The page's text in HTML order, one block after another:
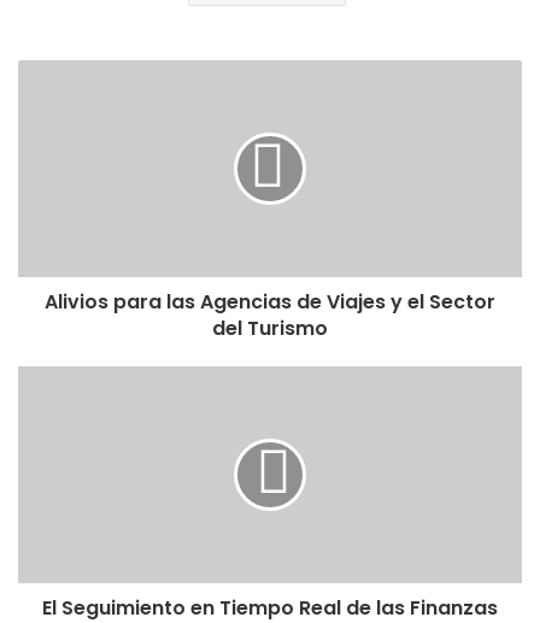
Alivios para las Agencias de Viajes y el Sector
del Turismo
El Seguimiento en Tiempo Real de las Finanzas